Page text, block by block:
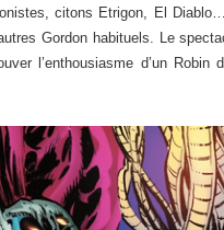
citons Etrigon, El
Gordon habituels. Le
l’enthousiasme d’un